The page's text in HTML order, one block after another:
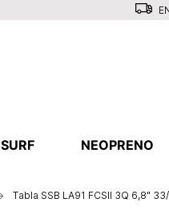
SURF NEOPRENO
Tabla SSB LA91 FCSII 3Q 6,8"